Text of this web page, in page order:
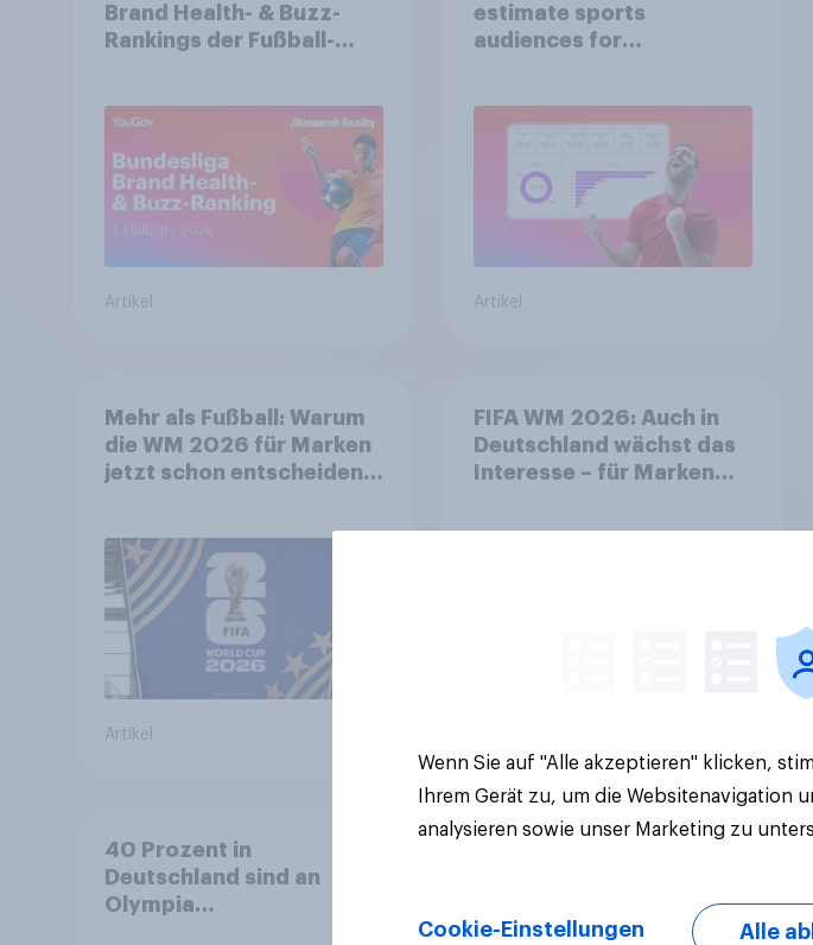
Brand Health- & Buzz-
Rankings der Fußball-
Spitzenposition
Artikel
estimate sports
audiences for
Artikel
Mehr als Fußball: Warum
die WM 2026 für Marken
jetzt schon entscheidend
Artikel
FIFA WM 2026: Auch in
Deutschland wächst das
Interesse – für Marken
Sponsoring-Umfeld
40 Prozent in
Deutschland sind an
Olympia
Wenn Sie auf "Alle akzeptieren" klicken,
Ihrem Gerät zu, um die Websitenavigation
analysieren sowie unser Marketing zu
Cookie-Einstellungen Alle